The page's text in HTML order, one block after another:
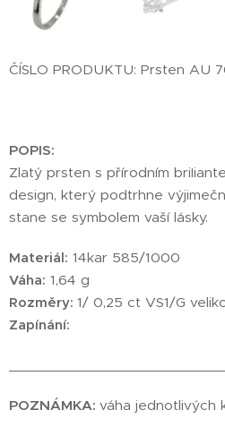
ČÍSLO PRODUKTU: Prsten AU
POPIS:
Zlatý prsten s přírodním
design, který podtrhne
stane se symbolem vaší lásky.
Materiál: 14kar 585/1000
Váha: 1,64 g
Rozměry: 1/ 0,25 ct VS1/G
Zapínání:
POZNÁMKA: váha jednotlivých